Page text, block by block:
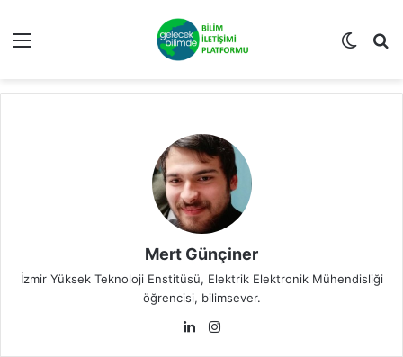
Dış
Mert Günçiner
İzmir Yüksek Teknoloji Enstitüsü, Elektrik Elektronik Mühendisliği
öğrencisi, bilimsever.
Lin